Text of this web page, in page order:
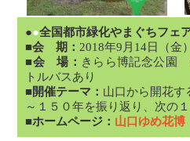
●●全国都市緑化やまぐちフェ
■会 期：2018年9月14日（
■会 場： きらら博記念公園
トルバスあり
■開催テーマ： 山口から開花す
～１５０年を振り返り、次の
■ホームページ： 山口ゆめ花博